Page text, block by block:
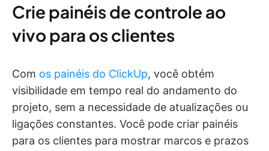
Crie painéis de controle ao
vivo para os clientes
Com os painéis do ClickUp, você obtém
visibilidade em tempo real do andamento do
projeto, sem a necessidade de atualizações ou
ligações constantes. Você pode criar painéis
para os clientes para mostrar marcos e prazos